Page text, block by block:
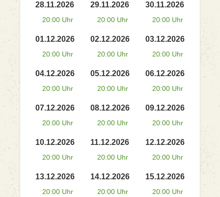
28.11.2026
20:00 Uhr
29.11.2026
20:00 Uhr
30.11.2026
20:00 Uhr
01.12.2026
20:00 Uhr
02.12.2026
20:00 Uhr
03.12.2026
20:00 Uhr
04.12.2026
20:00 Uhr
05.12.2026
20:00 Uhr
06.12.2026
20:00 Uhr
07.12.2026
20:00 Uhr
08.12.2026
20:00 Uhr
09.12.2026
20:00 Uhr
10.12.2026
20:00 Uhr
11.12.2026
20:00 Uhr
12.12.2026
20:00 Uhr
13.12.2026
20:00 Uhr
14.12.2026
20:00 Uhr
15.12.2026
20:00 Uhr